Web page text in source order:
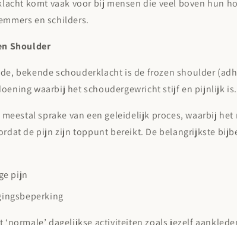
komt vaak voor bij mensen die veel boven hun
en schilders.
Shoulder
bekende schouderklacht is de frozen shoulder
waarbij het schoudergewricht stijf en pijnlijk is.
sprake van een geleidelijk proces, waarbij
de pijn zijn toppunt bereikt. De belangrijkste
pijn
‘normale’ dagelijkse activiteiten zoals jezelf